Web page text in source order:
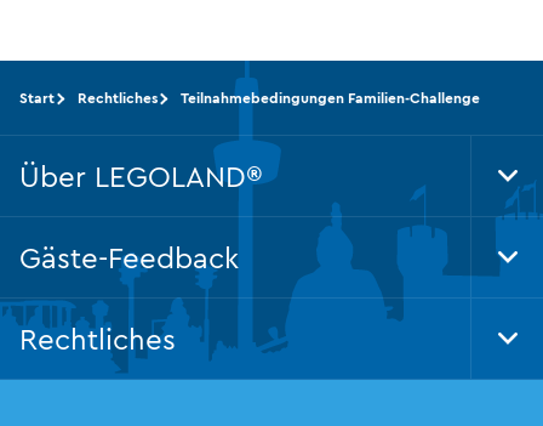
Start Rechtliches Teilnahmebedingungen Familien-Challenge
Über LEGOLAND®
Gäste-Feedback
Rechtliches